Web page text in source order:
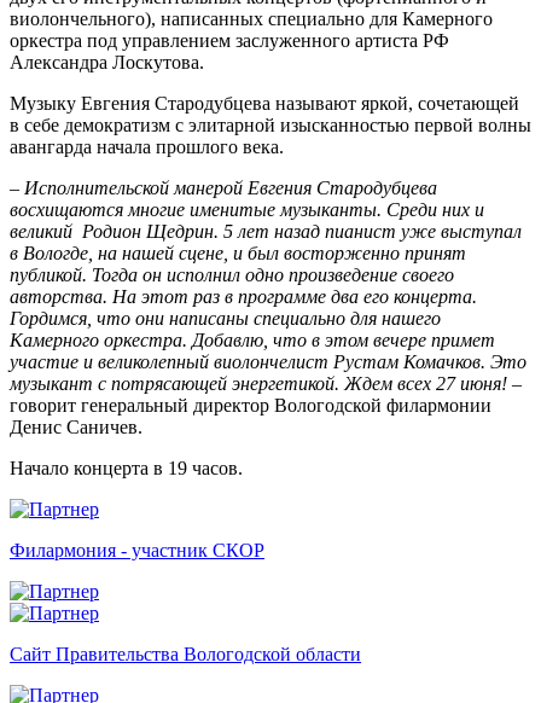
виолончельного), написанных специально для Камерного
оркестра под управлением заслуженного артиста РФ
Александра Лоскутова.
Музыку Евгения Стародубцева называют яркой, сочетающей
в себе демократизм с элитарной изысканностью первой волны
авангарда начала прошлого века.
– Исполнительской манерой Евгения Стародубцева
восхищаются многие именитые музыканты. Среди них и
великий Родион Щедрин. 5 лет назад пианист уже выступал
в Вологде, на нашей сцене, и был восторженно принят
публикой. Тогда он исполнил одно произведение своего
авторства. На этот раз в программе два его концерта.
Гордимся, что они написаны специально для нашего
Камерного оркестра. Добавлю, что в этом вечере примет
участие и великолепный виолончелист Рустам Комачков. Это
музыкант с потрясающей энергетикой. Ждем всех 27 июня! –
говорит генеральный директор Вологодской филармонии
Денис Саничев.
Начало концерта в 19 часов.
Филармония - участник СКОР
Сайт Правительства Вологодской области